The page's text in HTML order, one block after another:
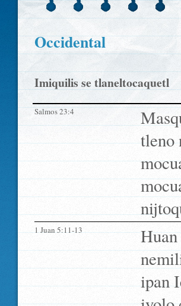
Occidental
Imiquilis se tlaneltocaquetl
Salmos 23:4
tleno
1 Juan 5:11-13
ipan